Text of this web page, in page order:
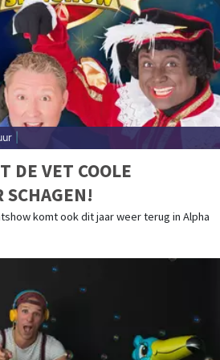
DE VET COOLE
SCHAGEN!
komt ook dit jaar weer terug in Alpha